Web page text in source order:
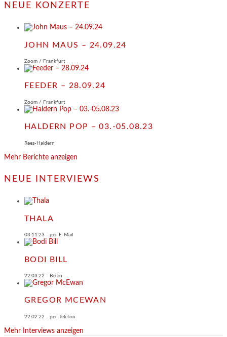
NEUE KONZERTE
JOHN MAUS – 24.09.24
Zoom / Frankfurt
FEEDER – 28.09.24
Zoom / Frankfurt
HALDERN POP – 03.-05.08.23
Rees-Haldern
Mehr Berichte anzeigen
NEUE INTERVIEWS
THALA
03.11.23 - per E-Mail
BODI BILL
22.03.22 - Berlin
GREGOR MCEWAN
22.02.22 - per Telefon
Mehr Interviews anzeigen